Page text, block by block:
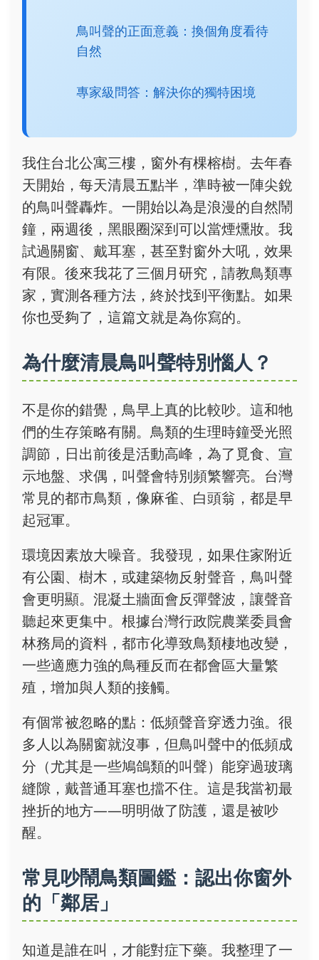
鳥叫聲的正面意義：換個角度看待
自然
專家級問答：解決你的獨特困境
我住台北公寓三樓，窗外有棵榕樹。去年春
天開始，每天清晨五點半，準時被一陣尖銳
的鳥叫聲轟炸。一開始以為是浪漫的自然鬧
鐘，兩週後，黑眼圈深到可以當煙燻妝。我
試過關窗、戴耳塞，甚至對窗外大吼，效果
有限。後來我花了三個月研究，請教鳥類專
家，實測各種方法，終於找到平衡點。如果
你也受夠了，這篇文就是為你寫的。
為什麼清晨鳥叫聲特別惱人？
不是你的錯覺，鳥早上真的比較吵。這和牠
們的生存策略有關。鳥類的生理時鐘受光照
調節，日出前後是活動高峰，為了覓食、宣
示地盤、求偶，叫聲會特別頻繁響亮。台灣
常見的都市鳥類，像麻雀、白頭翁，都是早
起冠軍。
環境因素放大噪音。我發現，如果住家附近
有公園、樹木，或建築物反射聲音，鳥叫聲
會更明顯。混凝土牆面會反彈聲波，讓聲音
聽起來更集中。根據台灣行政院農業委員會
林務局的資料，都市化導致鳥類棲地改變，
一些適應力強的鳥種反而在都會區大量繁
殖，增加與人類的接觸。
有個常被忽略的點：低頻聲音穿透力強。很
多人以為關窗就沒事，但鳥叫聲中的低頻成
分（尤其是一些鳩鴿類的叫聲）能穿過玻璃
縫隙，戴普通耳塞也擋不住。這是我當初最
挫折的地方——明明做了防護，還是被吵
醒。
常見吵鬧鳥類圖鑑：認出你窗外
的「鄰居」
知道是誰在叫，才能對症下藥。我整理了一